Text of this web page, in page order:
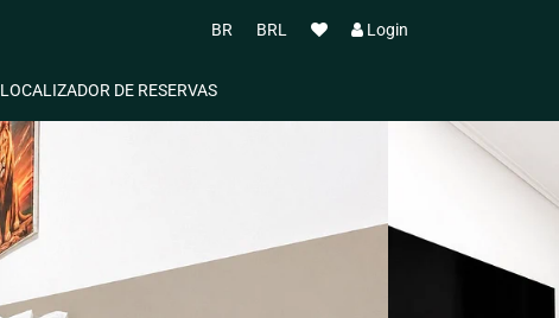
BR BRL Login
LOCALIZADOR DE RESERVAS